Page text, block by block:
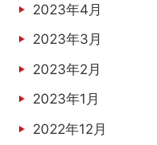
2023年4月
2023年3月
2023年2月
2023年1月
2022年12月